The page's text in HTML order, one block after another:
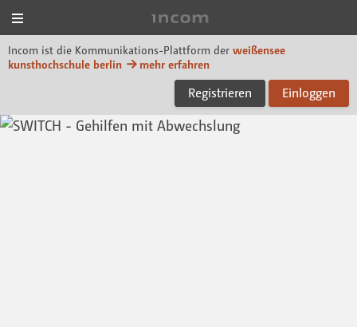
Incom ist die Kommunikations-Plattform der weißensee
kunsthochschule berlin
mehr erfahren
Registrieren Einloggen